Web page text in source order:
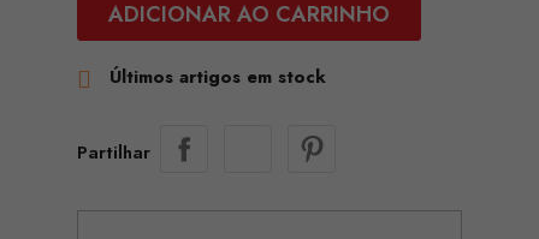
ADICIONAR AO CARRINHO
 Últimos artigos em stock
Partilhar